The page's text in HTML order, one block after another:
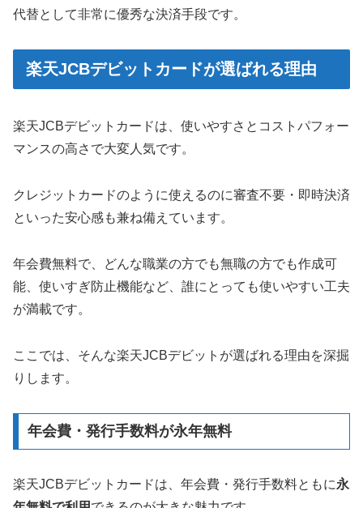
代替として非常に優秀な決済手段です。
楽天JCBデビットカードが選ばれる理由
楽天JCBデビットカードは、使いやすさとコストパフォー
マンスの高さで大変人気です。
クレジットカードのように使えるのに審査不要・即時決済
といった安心感も兼ね備えています。
年会費無料で、どんな職業の方でも無職の方でも作成可
能、使いすぎ防止機能など、誰にとっても使いやすい工夫
が満載です。
ここでは、そんな楽天JCBデビットが選ばれる理由を深掘
りします。
年会費・発行手数料が永年無料
楽天JCBデビットカードは、年会費・発行手数料ともに永